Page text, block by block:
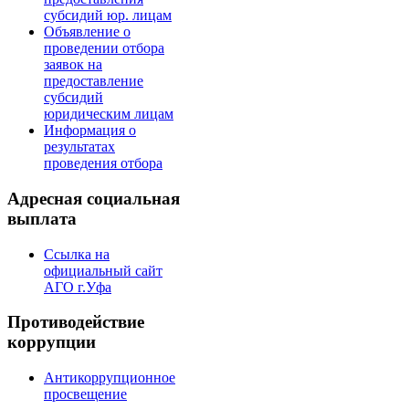
субсидий юр. лицам
Объявление о
проведении отбора
заявок на
предоставление
субсидий
юридическим лицам
Информация о
результатах
проведения отбора
Адресная социальная
выплата
Ссылка на
официальный сайт
АГО г.Уфа
Противодействие
коррупции
Антикоррупционное
просвещение